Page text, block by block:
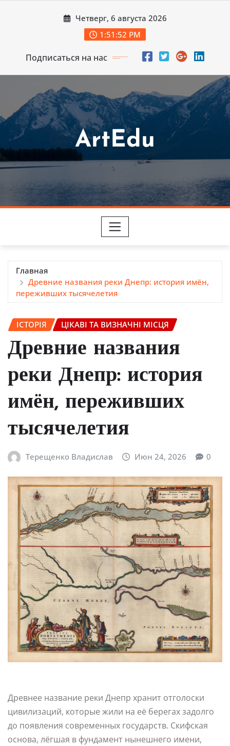
Четверг, 6 августа 2026
1:51:53 PM
Подписаться на нас
ArtEdu
Главная
Древние названия реки Днепр: история имён,
переживших тысячелетия
ІСТОРІЯ ЦІКАВІ ТА ВИЗНАЧНІ МІСЦЯ
Древние названия
реки Днепр: история
имён, переживших
тысячелетия
Терещенко Владислав Июн 24, 2026 0
Древнее название реки Днепр хранит отголоски
цивилизаций, которые жили на её берегах задолго
до появления современных государств. Скифская
основа, лёгшая в фундамент нынешнего имени,